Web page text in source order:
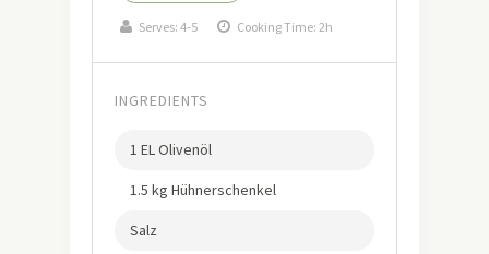
Serves: 4-5 Cooking Time: 2h
INGREDIENTS
1 EL Olivenöl
1.5 kg Hühnerschenkel
Salz